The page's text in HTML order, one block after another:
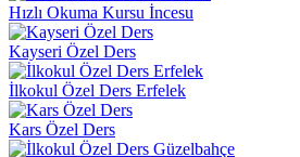
Hızlı Okuma Kursu İncesu
Kayseri Özel Ders
İlkokul Özel Ders Erfelek
Kars Özel Ders